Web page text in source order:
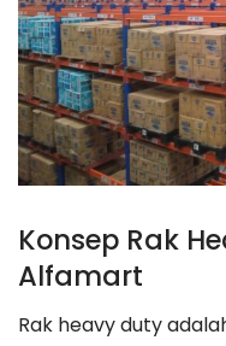
Konsep Rak
Alfamart
Rak heavy duty